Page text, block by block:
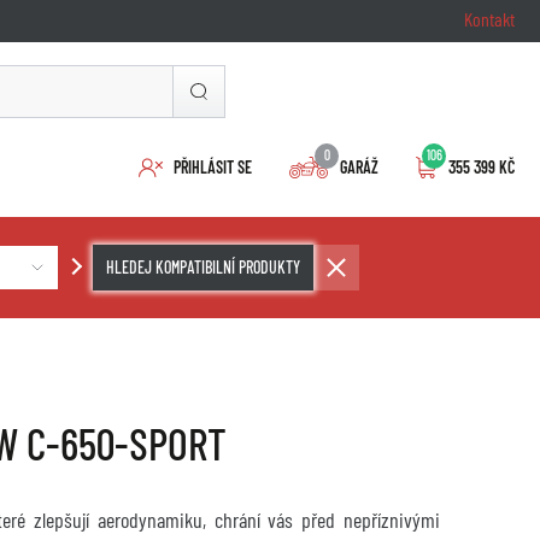
Kontakt
PŘIHLÁSIT SE
0
GARÁŽ
106
355 399 KČ
HLEDEJ KOMPATIBILNÍ PRODUKTY
650-SPORT
zlepšují aerodynamiku, chrání vás před nepříznivými